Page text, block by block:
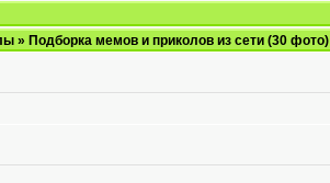
» Подборка мемов и приколов из сети (30 фото)